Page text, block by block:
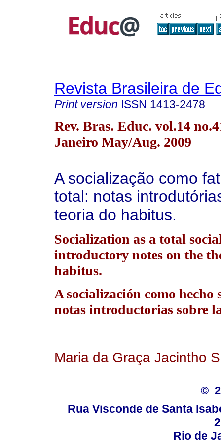
Revista Brasileira de
Print version ISSN 1413-2478
Rev. Bras. Educ. vol.14
Janeiro May/Aug. 2009
A socialização como
total: notas
teoria do habitus.
Socialization as a total
introductory notes on the
habitus.
A socialización como hecho
notas introductorias sobre
Maria da Graça Jacintho
©
Rua Visconde de Santa
Rio de